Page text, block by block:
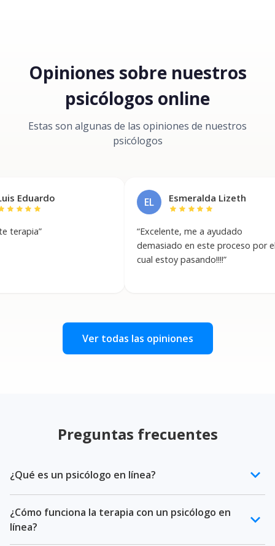
Opiniones sobre nuestros
psicólogos online
Estas son algunas de las opiniones de nuestros
psicólogos
Esmeralda Lizeth
starstarstar star star
Excelente, me a ayudado
demasiado en este proceso por el
cual estoy pasando!!!!”
Ver todas las opiniones
Preguntas frecuentes
¿Qué es un psicólogo en línea? keyboard_arrow_down
mental certificado que ofrece terapia psicológica a
través de videollamada. En Terapify, todos nuestros
¿Cómo funciona la terapia con un psicólogo en
línea?
keyboard_arrow_down